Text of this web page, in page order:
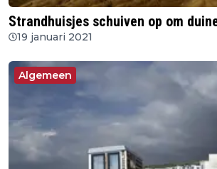
Strandhuisjes schuiven op om
19 januari 2021
Algemeen